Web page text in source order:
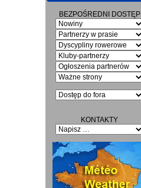
BEZPOŚREDNI DOSTĘP
KONTAKTY